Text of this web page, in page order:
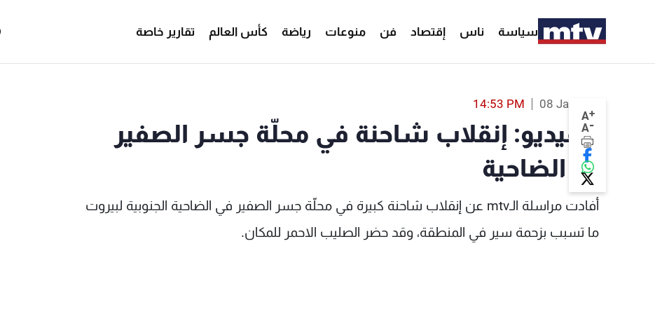
سياسة ناس إقتصاد فن منوعات رياضة كأس العالم تقارير خاصة
A+
A-
08 Jan 2018
14:53 PM
بالفيديو: إنقلاب شاحنة في محلّة جسر الصفير
في الضاحية
أفادت مراسلة الـmtv عن إنقلاب شاحنة كبيرة في محلّة جسر الصفير في الضاحية الجنوبية لبيروت
ما تسبب بزحمة سير في المنطقة، وقد حضر الصليب الاحمر للمكان.